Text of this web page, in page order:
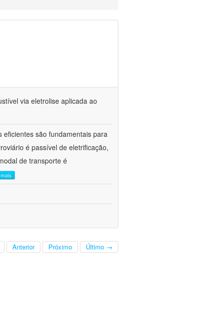
via eletrolise aplicada ao
eficientes são fundamentais para
é passível de eletrificação,
de transporte é
Anterior Próximo Último →